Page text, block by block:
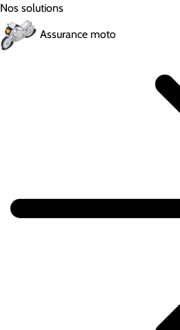
Nos solutions
Assurance moto